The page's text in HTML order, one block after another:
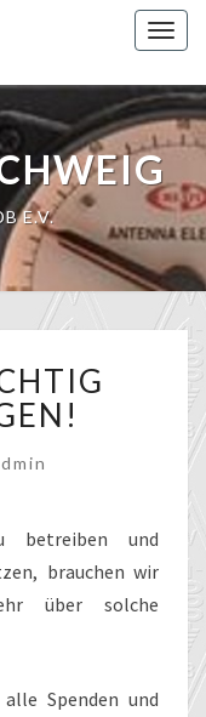
E.V.
betreiben und
brauchen wir
über solche
Spenden und